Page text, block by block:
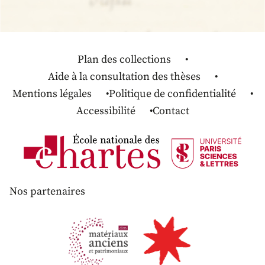
Plan des collections
Aide à la consultation des thèses
Mentions légales
Politique de confidentialité
Accessibilité
Contact
Nos partenaires